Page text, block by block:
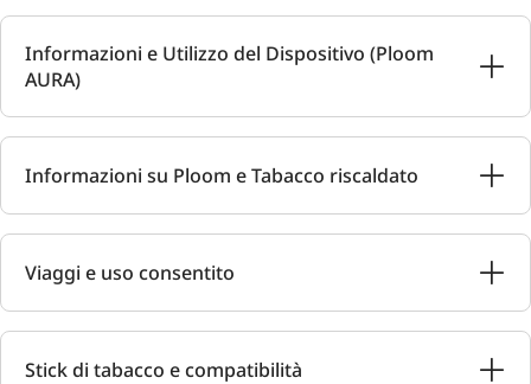
Informazioni e Utilizzo del Dispositivo (Ploom
AURA)
Informazioni su Ploom e Tabacco riscaldato
Viaggi e uso consentito
Stick di tabacco e compatibilità